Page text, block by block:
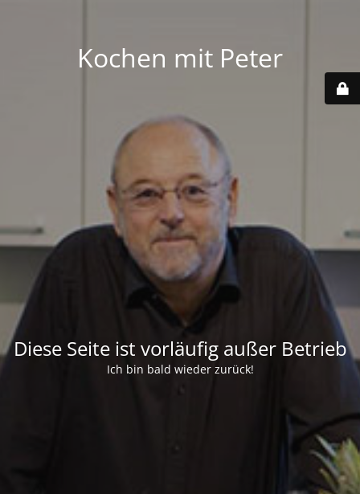
Kochen mit Peter
Diese Seite ist vorläufig außer Betrieb
Ich bin bald wieder zurück!